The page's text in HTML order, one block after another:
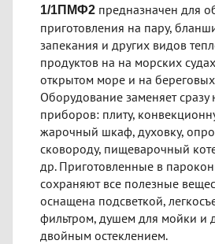
1/1ПМФ2 предназначен для
приготовления на пару,
запекания и других видов
продуктов на на морских
открытом море и на
Оборудование заменяет сразу
приборов: плиту,
жарочный шкаф, духовку,
сковороду, пищеварочный
др. Приготовленные в
сохраняют все полезные
оснащена подсветкой,
фильтром, душем для мойки и
двойным остеклением.